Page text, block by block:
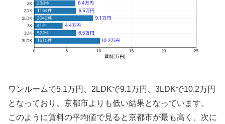
ワンルームで5.1万円、2LDKで9.1万円、3LDKで10.2万円
となっており、京都市よりも低い結果となっています。
このように賃料の平均値で見ると京都市が最も高く、次に